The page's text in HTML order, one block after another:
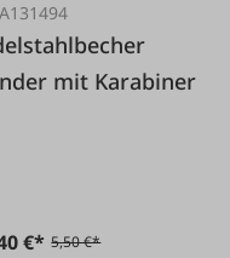
mit Karabiner
€* 5,50 €*